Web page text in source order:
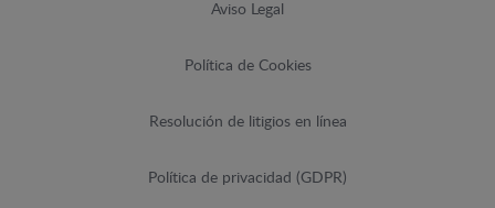
Aviso Legal
Política de Cookies
Resolución de litigios en línea
Política de privacidad (GDPR)